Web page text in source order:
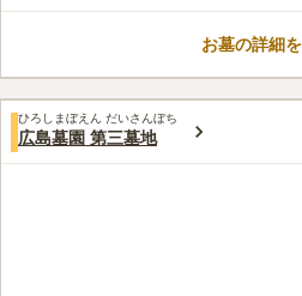
四国八十八ヶ所」の第9番札所
お墓の管理でお困りの方にもお
口コミ評価
この霊園はまだ誰からも評価されていませ
お墓の詳細
ひろしまぼえん だいさんぼち
広島墓園 第三墓地